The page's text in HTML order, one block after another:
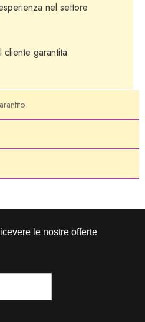
nel settore
garantita
le nostre offerte